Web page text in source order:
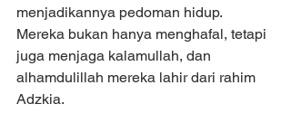
menjadikannya pedoman hidup.
Mereka bukan hanya menghafal, tetapi
juga menjaga kalamullah, dan
alhamdulillah mereka lahir dari rahim
Adzkia.